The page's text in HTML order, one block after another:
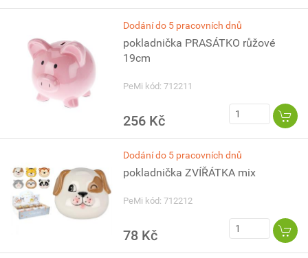
Dodání do 5 pracovních dnů
pokladnička PRASÁTKO růžové
19cm
PeMi kód: 712211
256 Kč
Dodání do 5 pracovních dnů
pokladnička ZVÍŘÁTKA mix
PeMi kód: 712212
78 Kč